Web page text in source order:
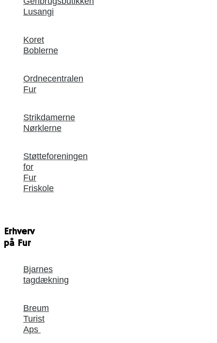
Lusangi
Koret
Boblerne
Ordnecentralen
Fur
Strikdamerne
Nørklerne
Støtteforeningen
for
Fur
Friskole
Erhverv
på Fur
Bjarnes
tagdækning
Breum
Turist
Aps